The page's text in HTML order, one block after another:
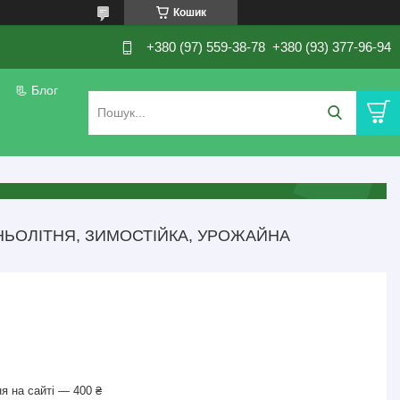
Кошик
+380 (97) 559-38-78 +380 (93) 377-96-94
📃 Блог
ЗИМОСТІЙКА, УРОЖАЙНА
на сайті — 400 ₴